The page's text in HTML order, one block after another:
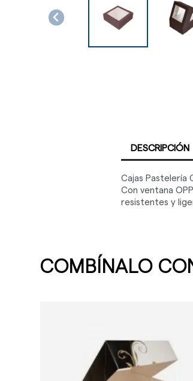
DESCRIPCIÓN
Cajas Pastelería
Con ventana
resistentes y
COMBÍNALO